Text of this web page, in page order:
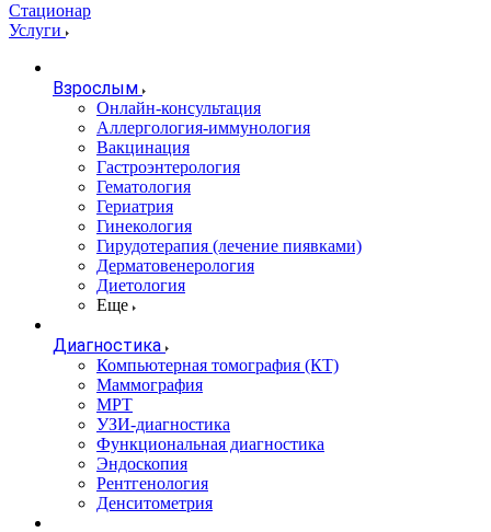
Стационар
Услуги
Взрослым
Онлайн-консультация
Аллергология-иммунология
Вакцинация
Гастроэнтерология
Гематология
Гериатрия
Гинекология
Гирудотерапия (лечение пиявками)
Дерматовенерология
Диетология
Еще
Диагностика
Компьютерная томография (КТ)
Маммография
МРТ
УЗИ-диагностика
Функциональная диагностика
Эндоскопия
Рентгенология
Денситометрия